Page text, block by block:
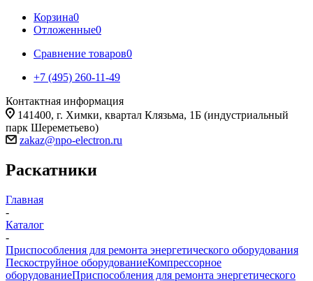
Корзина0
Отложенные0
Сравнение товаров0
+7 (495) 260-11-49
Контактная информация
141400, г. Химки, квартал Клязьма, 1Б (индустриальный
парк Шереметьево)
zakaz@npo-electron.ru
Раскатники
Главная
-
Каталог
-
Приспособления для ремонта энергетического оборудования
Пескоструйное оборудованиеКомпрессорное
оборудованиеПриспособления для ремонта энергетического